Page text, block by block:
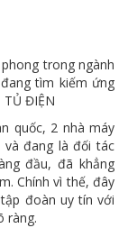
trong ngành
tìm kiếm ứng
TỦ ĐIỆN
quốc, 2 nhà máy
và đang là đối tác
đầu, đã khẳng
Chính vì thế, đây
đoàn uy tín với
ràng.